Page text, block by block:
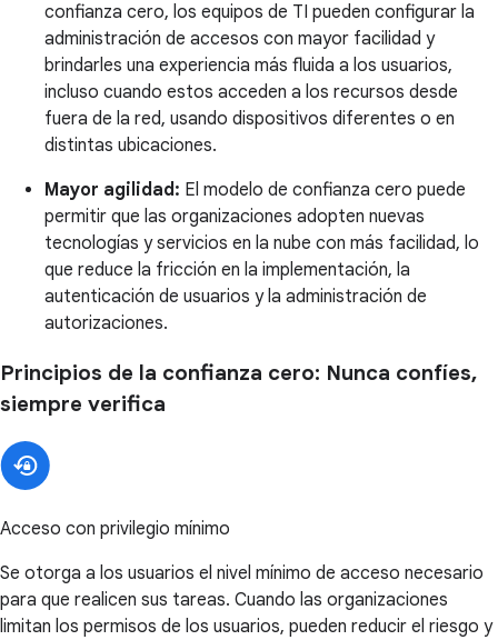
confianza cero, los equipos de TI pueden configurar la
administración de accesos con mayor facilidad y
brindarles una experiencia más fluida a los usuarios,
incluso cuando estos acceden a los recursos desde
fuera de la red, usando dispositivos diferentes o en
distintas ubicaciones.
Mayor agilidad: El modelo de confianza cero puede
permitir que las organizaciones adopten nuevas
tecnologías y servicios en la nube con más facilidad, lo
que reduce la fricción en la implementación, la
autenticación de usuarios y la administración de
autorizaciones.
Principios de la confianza cero: Nunca confíes,
siempre verifica
Acceso con privilegio mínimo
Se otorga a los usuarios el nivel mínimo de acceso necesario
para que realicen sus tareas. Cuando las organizaciones
limitan los permisos de los usuarios, pueden reducir el riesgo y